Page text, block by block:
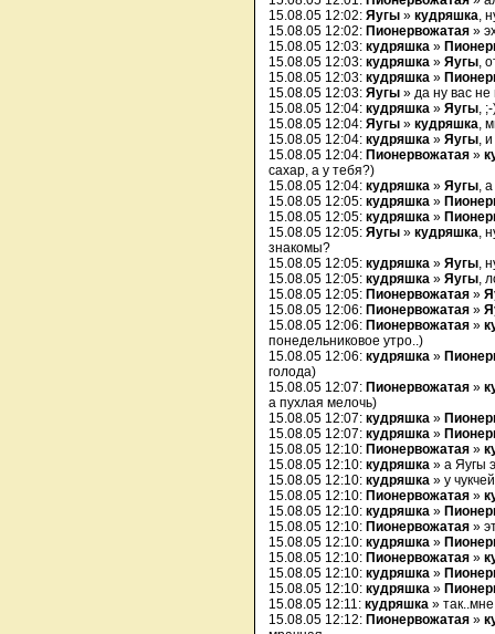
15.08.05 12:02: Яугы » кудряшка,
15.08.05 12:02: Пионервожатая »
15.08.05 12:03: кудряшка »
15.08.05 12:03: кудряшка » Яугы,
15.08.05 12:03: кудряшка »
15.08.05 12:03: Яугы » да ну вас
15.08.05 12:04: кудряшка » Яугы,
15.08.05 12:04: Яугы » кудряшка,
15.08.05 12:04: кудряшка » Яугы,
15.08.05 12:04: Пионервожатая »
сахар, а у тебя?)
15.08.05 12:04: кудряшка » Яугы,
15.08.05 12:05: кудряшка »
15.08.05 12:05: кудряшка »
15.08.05 12:05: Яугы » кудряшка,
знакомы?
15.08.05 12:05: кудряшка » Яугы,
15.08.05 12:05: кудряшка » Яугы,
15.08.05 12:05: Пионервожатая »
15.08.05 12:06: Пионервожатая »
15.08.05 12:06: Пионервожатая »
понедельниковое утро..)
15.08.05 12:06: кудряшка »
голода)
15.08.05 12:07: Пионервожатая »
а пухлая мелочь)
15.08.05 12:07: кудряшка »
15.08.05 12:07: кудряшка »
15.08.05 12:10: Пионервожатая »
15.08.05 12:10: кудряшка » а Яугы
15.08.05 12:10: кудряшка » у
15.08.05 12:10: Пионервожатая »
15.08.05 12:10: кудряшка »
15.08.05 12:10: Пионервожатая »
15.08.05 12:10: кудряшка »
15.08.05 12:10: Пионервожатая »
15.08.05 12:10: кудряшка »
15.08.05 12:10: кудряшка »
15.08.05 12:11: кудряшка »
15.08.05 12:12: Пионервожатая »